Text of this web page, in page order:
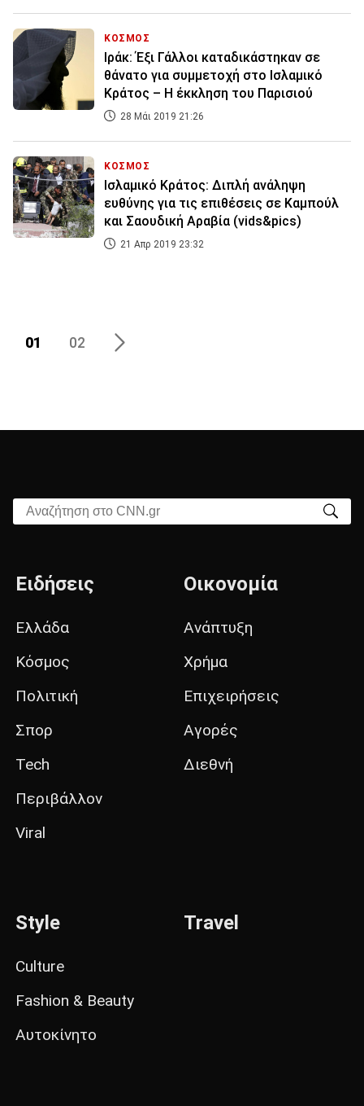
ΚΟΣΜΟΣ
Ιράκ: Έξι Γάλλοι καταδικάστηκαν σε
θάνατο για συμμετοχή στο Ισλαμικό
Κράτος – Η έκκληση του Παρισιού
28 Μάι 2019 21:26
ΚΟΣΜΟΣ
Ισλαμικό Κράτος: Διπλή ανάληψη
ευθύνης για τις επιθέσεις σε Καμπούλ
και Σαουδική Αραβία (vids&pics)
21 Απρ 2019 23:32
01 02
Αναζήτηση στο CNN.gr
Ειδήσεις
Ελλάδα
Κόσμος
Πολιτική
Σπορ
Tech
Περιβάλλον
Viral
Οικονομία
Ανάπτυξη
Χρήμα
Επιχειρήσεις
Αγορές
Διεθνή
Style
Culture
Fashion & Beauty
Αυτοκίνητο
Travel